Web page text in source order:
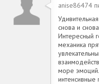
anise86474
снова и
Интересный
механика
море